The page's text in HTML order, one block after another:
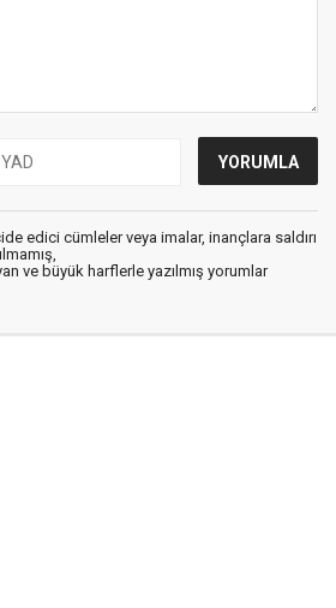
edici cümleler veya imalar, inançlara saldırı
ve büyük harflerle yazılmış yorumlar